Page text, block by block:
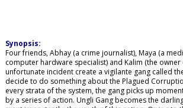
Synopsis:
Four friends, Abhay (a crime journalist), Maya (a
computer hardware specialist) and Kalim (the owner
unfortunate incident create a vigilante gang called
decide to do something about the Plagued
every strata of the system, the gang picks up
by a series of action. Ungli Gang becomes the